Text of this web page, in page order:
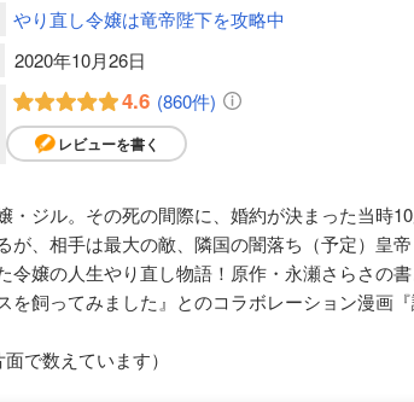
やり直し令嬢は竜帝陛下を攻略中
2020年10月26日
4.6 (860件)
レビューを書く
ジル。その死の間際に、婚約が決まった当時
が、相手は最大の敵、隣国の闇落ち（予定）
嬢の人生やり直し物語！原作・永瀬さらさの
飼ってみました』とのコラボレーション漫画
で数えています）